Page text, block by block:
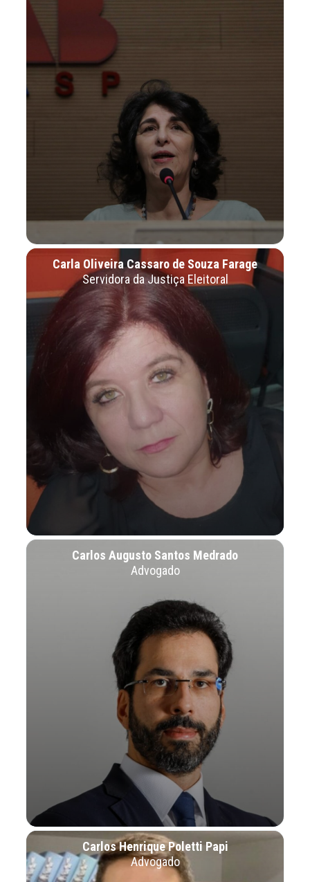
Carla Oliveira Cassaro de Souza Farage
Servidora da Justiça Eleitoral
Carlos Augusto Santos Medrado
Advogado
Carlos Henrique Poletti Papi
Advogado